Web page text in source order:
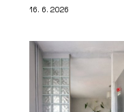
16. 6. 2026